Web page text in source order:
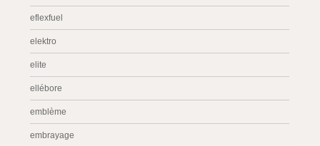
eflexfuel
elektro
elite
ellébore
emblème
embrayage